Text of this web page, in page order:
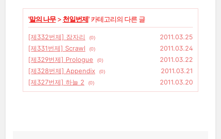
'말의 나무> 천일번제' 카테고리의 다른 글
[제332번제] 잠자리 (0)
2011.03.25
[제331번제] Scrawl
(0)
2011.03.24
[제329번제] Prologue
(0)
2011.03.22
[제328번제] Appendix
(0)
2011.03.21
[제327번제] 하늘 2
(0) 2011.03.20